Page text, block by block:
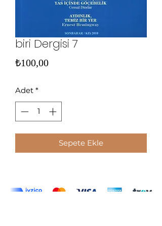
biri Dergisi 7
₺100,00Fiyat
Adet *
Sepete Ekle